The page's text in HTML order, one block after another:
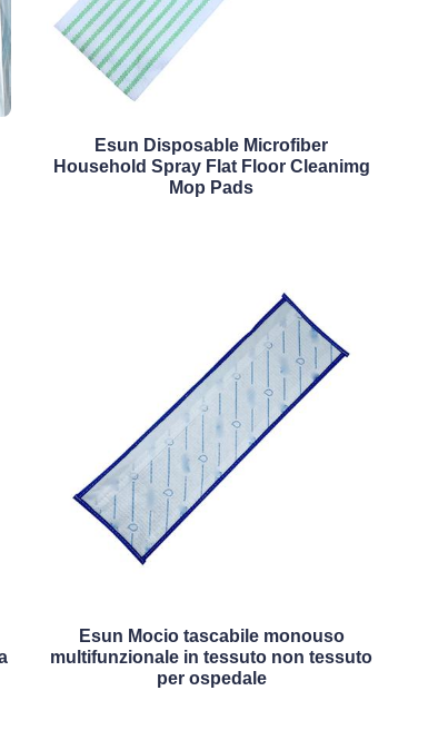
Esun Disposable Microfiber
Household Spray Flat Floor Cleanimg
Mop Pads
Esun Mocio tascabile monouso
multifunzionale in tessuto non tessuto
per ospedale